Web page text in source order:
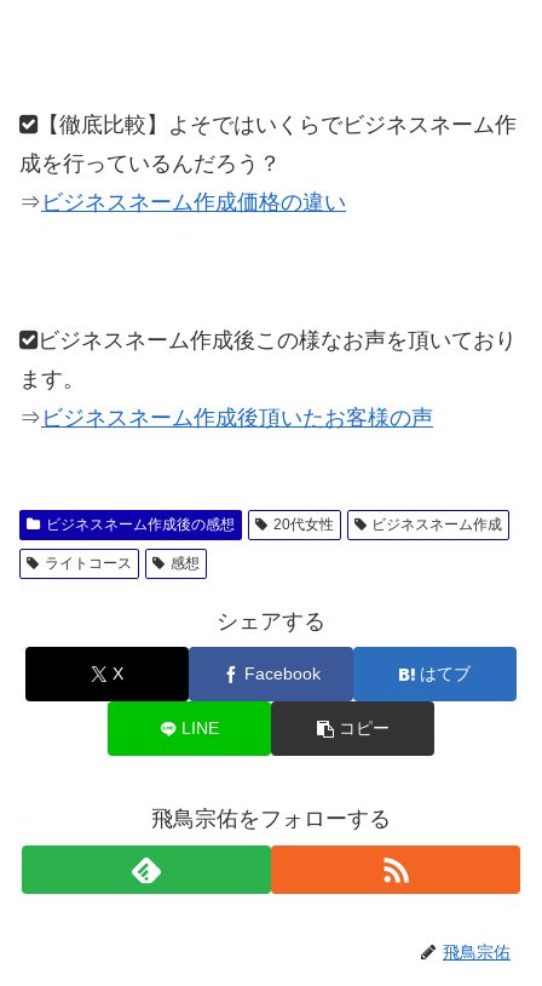
【徹底比較】よそではいくらでビジネスネーム作
成を行っているんだろう？
⇒ ビジネスネーム作成価格の違い
ビジネスネーム作成後この様なお声を頂いており
ます。
⇒ ビジネスネーム作成後頂いたお客様の声
ビジネスネーム作成後の感想 20代女性 ビジネスネーム作成
ライトコース 感想
シェアする
X Facebook はてブ
LINE コピー
飛鳥宗佑をフォローする
飛鳥宗佑